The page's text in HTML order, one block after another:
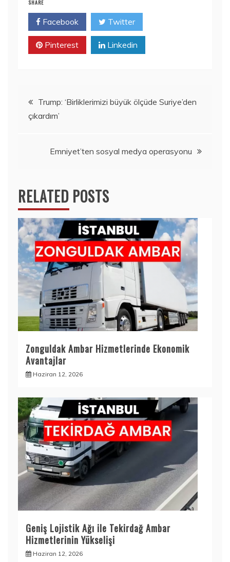
SHARE
Facebook Twitter
Pinterest Linkedin
Yazı
gezinmesi
Trump: ‘Birliklerimizi büyük ölçüde Suriye’den
çıkardım’
Emniyet’ten sosyal medya operasyonu
RELATED POSTS
Zonguldak Ambar Hizmetlerinde Ekonomik
Avantajlar
Haziran 12, 2026
Geniş Lojistik Ağı ile Tekirdağ Ambar
Hizmetlerinin Yükselişi
Haziran 12, 2026